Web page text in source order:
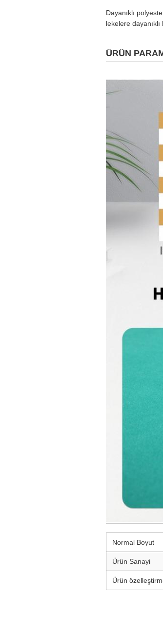
Dayanıklı
lekelere
ÜRÜN
Normal Boyut
Ürün Sanayi
Ürün